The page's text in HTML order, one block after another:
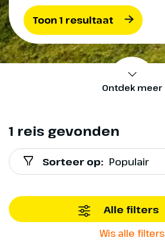
Ontdek meer
Toon 1 resultaat
1 reis gevonden
Sorteer op: Populair
Alle filters
Wis alle filters